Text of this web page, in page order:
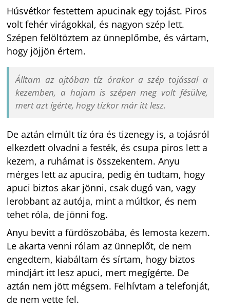
Húsvétkor festettem apucinak egy tojást. Piros
volt fehér virágokkal, és nagyon szép lett.
Szépen felöltöztem az ünneplőmbe, és vártam,
hogy jöjjön értem.
Álltam az ajtóban tíz órakor a szép tojással a
kezemben, a hajam is szépen meg volt fésülve,
mert azt ígérte, hogy tízkor már itt lesz.
De aztán elmúlt tíz óra és tizenegy is, a tojásról
elkezdett olvadni a festék, és csupa piros lett a
kezem, a ruhámat is összekentem. Anyu
mérges lett az apucira, pedig én tudtam, hogy
apuci biztos akar jönni, csak dugó van, vagy
lerobbant az autója, mint a múltkor, és nem
tehet róla, de jönni fog.
Anyu bevitt a fürdőszobába, és lemosta kezem.
Le akarta venni rólam az ünneplőt, de nem
engedtem, kiabáltam és sírtam, hogy biztos
mindjárt itt lesz apuci, mert megígérte. De
aztán nem jött mégsem. Felhívtam a telefonját,
de nem vette fel.